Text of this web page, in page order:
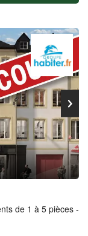
de 1 à 5 pièces -